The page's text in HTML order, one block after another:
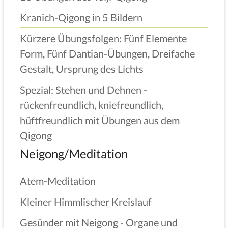
Kranich-Qigong in 5 Bildern
Kürzere Übungsfolgen: Fünf Elemente
Form, Fünf Dantian-Übungen, Dreifache
Gestalt, Ursprung des Lichts
Spezial: Stehen und Dehnen -
rückenfreundlich, kniefreundlich,
hüftfreundlich mit Übungen aus dem
Qigong
Neigong/Meditation
Atem-Meditation
Kleiner Himmlischer Kreislauf
Gesünder mit Neigong - Organe und